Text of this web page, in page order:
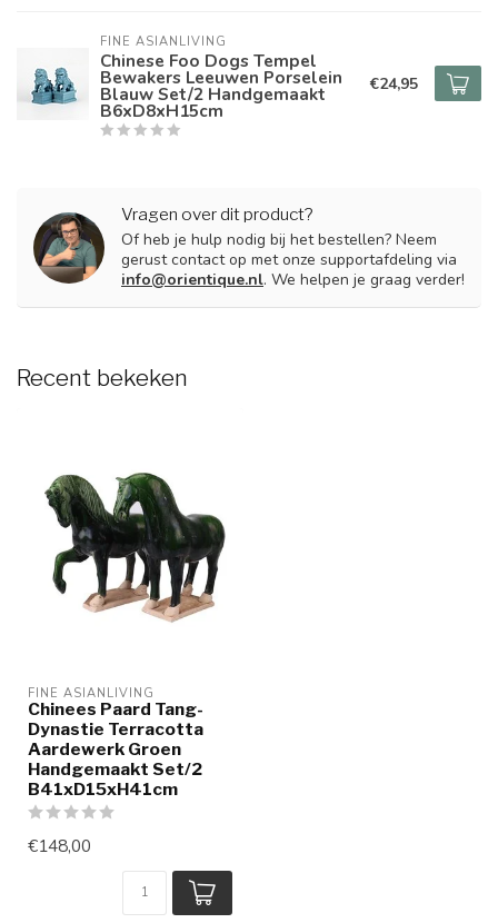
FINE ASIANLIVING
Chinese Foo Dogs Tempel
Bewakers Leeuwen Porselein
Blauw Set/2 Handgemaakt
B6xD8xH15cm
€24,95
Vragen over dit product?
Of heb je hulp nodig bij het bestellen? Neem
gerust contact op met onze supportafdeling via
info@orientique.nl. We helpen je graag verder!
Recent bekeken
FINE ASIANLIVING
Chinees Paard Tang-
Dynastie Terracotta
Aardewerk Groen
Handgemaakt Set/2
B41xD15xH41cm
€148,00